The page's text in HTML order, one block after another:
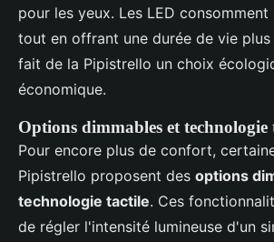
pour les yeux. Les LED
tout en offrant une durée de vie plus
fait de la Pipistrello un choix
économique.
Options dimmables et technologie
Pour encore plus de confort,
Pipistrello proposent des options
technologie tactile. Ces
de régler l'intensité lumineuse d'un